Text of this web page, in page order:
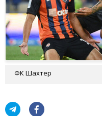
ФК Шахтер